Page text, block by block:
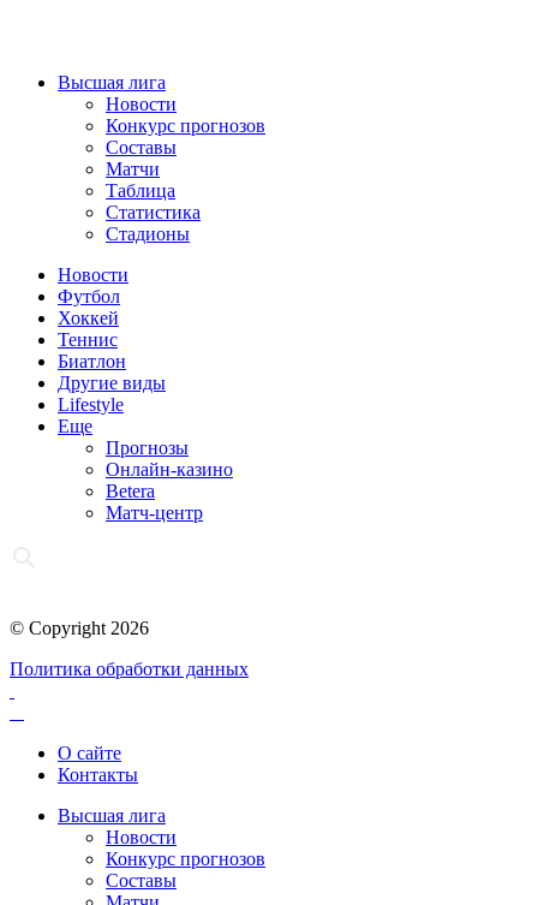
Высшая лига
Новости
Конкурс прогнозов
Составы
Матчи
Таблица
Статистика
Стадионы
Новости
Футбол
Хоккей
Теннис
Биатлон
Другие виды
Lifestyle
Еще
Прогнозы
Онлайн-казино
Betera
Матч-центр
© Copyright 2026
Политика обработки данных
О сайте
Контакты
Высшая лига
Новости
Конкурс прогнозов
Составы